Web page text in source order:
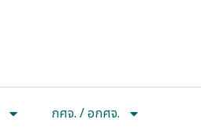
กศจ. / อกศจ.